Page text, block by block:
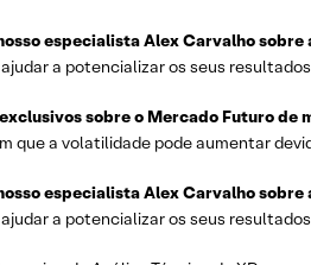
especialista Alex Carvalho sobre
a potencializar os seus
sobre o Mercado Futuro de
que a volatilidade pode aumentar
especialista Alex Carvalho sobre
a potencializar os seus